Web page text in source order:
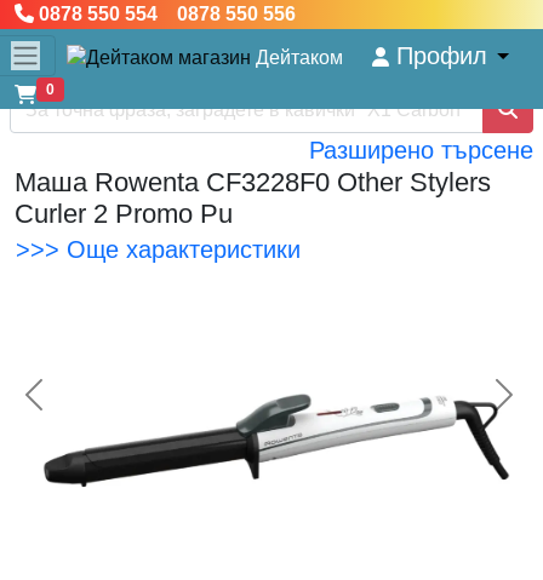
0878 550 554 0878 550 556
Дейтаком Профил
0
Разширено търсене
Маша Rowenta CF3228F0 Other Stylers
Curler 2 Promo Pu
>>> Още характеристики
<< Предишна